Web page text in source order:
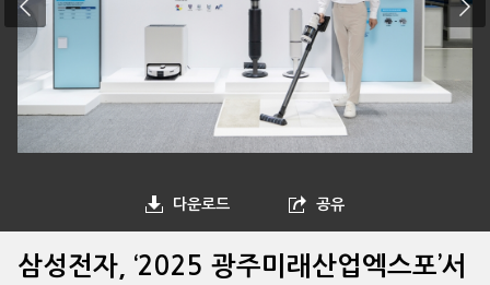
다운로드 공유
삼성전자, ‘2025 광주미래산업엑스포’서